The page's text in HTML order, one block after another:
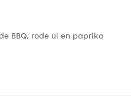
BBQ, rode ui en paprika